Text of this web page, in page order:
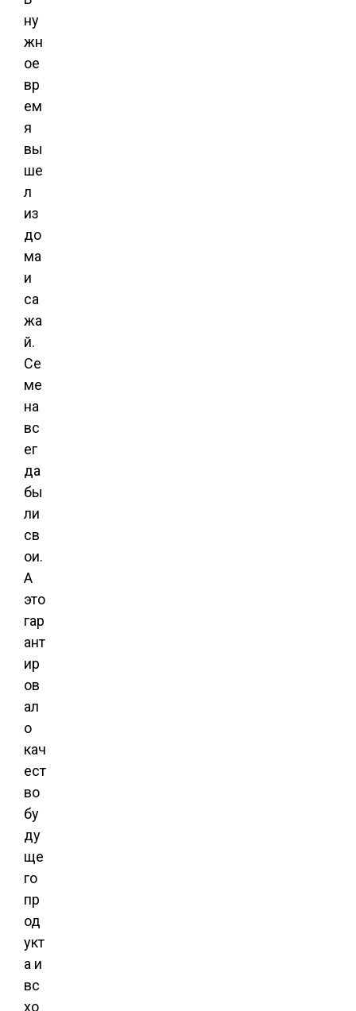
ну
жн
ое
вр
ем
я
вы
ше
л
из
до
ма
и
са
жа
й.
Се
ме
на
вс
ег
да
бы
ли
св
ои.
А
это
гар
ант
ир
ов
ал
о
кач
ест
во
бу
ду
ще
го
пр
од
укт
а и
вс
хо